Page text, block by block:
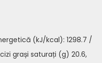
(kJ/kcal): 1298.7 /
grași saturați (g) 20.6,